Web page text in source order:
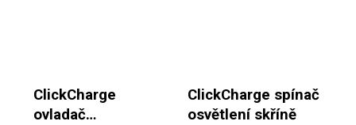
ClickCharge
ovladač
ClickCharge spínač
osvětlení skříně